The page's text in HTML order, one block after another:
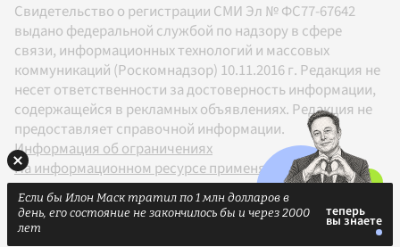
Свидетельство о регистрации СМИ Эл № ФС77-67642
выдано федеральной службой по надзору в сфере
связи, информационных технологий и массовых
коммуникаций (Роскомнадзор) 10.11.2016 г. Редакция не
несет ответственности за достоверность информации,
содержащейся в рекламных объявлениях. Редакция не
предоставляет справочной информации.
Информация об ограничениях
На информационном ресурсе применяются
рекомендательные технологии в соответствии с
Правилами
Если бы Илон Маск тратил по 1 млн долларов в
день, его состояние не закончилось бы и через 2000
лет